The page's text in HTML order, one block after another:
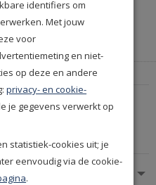
telefonisch bestellen?
met ons op.
Start met chatten
identifiers om
Met jouw
voor
en niet-
op deze en andere
privacy- en cookie-
je gegevens verwerkt op
statistiek-cookies uit; je
eenvoudig via de cookie-
.